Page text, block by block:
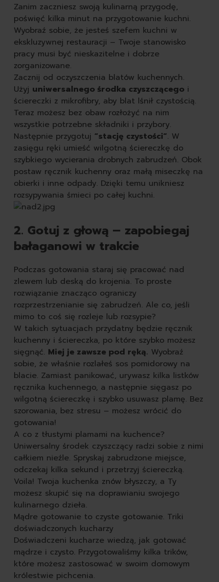
świeczki
samochodowe
Zanim zaczniesz swoją kulinarną przygodę,
poświęć kilka minut na przygotowanie kuchni.
Wyobraź sobie, że jesteś szefem kuchni w
ekskluzywnej restauracji – Twoje stanowisko
pracy musi być nieskazitelne i dobrze
zorganizowane.
Zacznij od oczyszczenia blatów kuchennych.
Użyj uniwersalnego środka czyszczącego i
ściereczki z mikrofibry, aby blat lśnił czystością.
Teraz możesz bez obaw rozłożyć na nim
wszystkie potrzebne składniki i przybory.
Następnie przygotuj “stację czystości”. W
zasięgu ręki umieść wilgotną ściereczkę do
szybkiego wycierania drobnych zabrudzeń. Obok
postaw ręcznik kuchenny oraz małą miseczkę na
obierki i inne odpady. Dzięki temu unikniesz
rozsypywania śmieci po całej kuchni.
2. Gotuj z głową – zapobiegaj
bałaganowi w trakcie
Podczas gotowania staraj się pracować nad
zlewem lub deską do krojenia. To proste
rozwiązanie znacząco ograniczy
rozprzestrzenianie się zabrudzeń. Ale co, jeśli
mimo to coś się rozleje lub rozsypie?
W takich sytuacjach przydatny będzie ręcznik
kuchenny i ściereczka, po które szybko możesz
sięgnąć. Miej je zawsze pod ręką. Wyobraź
sobie, że właśnie rozlałeś sos pomidorowy na
blacie. Zamiast panikować, urywasz kilka listków
ręcznika kuchennego, a następnie sięgasz po
wilgotną ściereczkę i szybko usuwasz plamę. Bez
szorowania, bez stresu – możesz wrócić do
gotowania!
A co z tłustymi plamami na kuchence?
Uniwersalny środek czyszczący radzi sobie z nimi
całkiem nieźle. Spryskaj zabrudzone miejsce,
odczekaj kilka sekund i przetrzyj ściereczką.
Voila! Twoja kuchenka znów błyszczy, a Ty
możesz skupić się na doprawianiu swojego
kulinarnego dzieła.
Mądre gotowanie to czyste gotowanie. Triki
doświadczonych kucharzy
Doświadczeni kucharze wiedzą, jak gotować
mądrze i czysto. Przygotowaliśmy kilka trików,
które możesz zastosować w swoim domowym
królestwie pichcenia.